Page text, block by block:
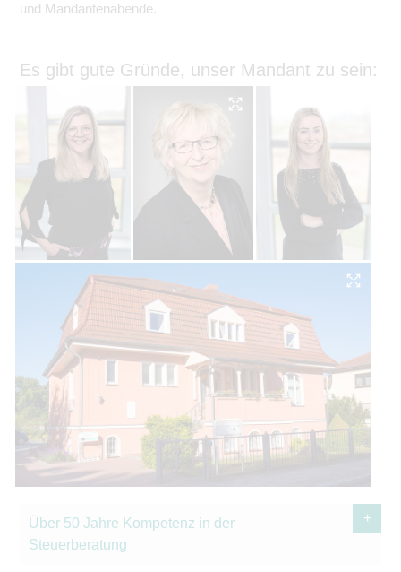
und Mandantenabende.
Es gibt gute Gründe, unser Mandant zu sein:
Über 50 Jahre Kompetenz in der
Steuerberatung